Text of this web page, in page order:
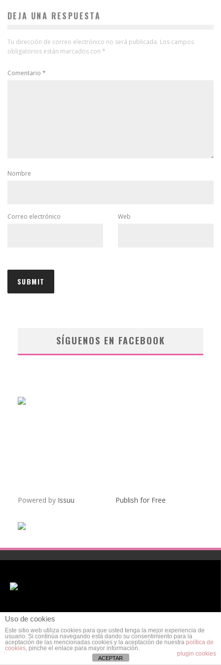
DEJA UNA RESPUESTA
Tu dirección de correo electrónico no será publicada. Los campos
obligatorios están marcados con *
Comentario *
Nombre
Correo electrónico Web
SÍGUENOS EN FACEBOOK
Powered by Issuu Publish for Free
POLÍTICA DE PRIVACIDAD AVISO LEGAL POLÍTICA DE COOKIES
Uso de cookies
Este sitio web utiliza cookies para que usted tenga la mejor experiencia de
usuario. Si continúa navegando está dando su consentimiento para la
aceptación de las mencionadas cookies y la aceptación de nuestra política de
cookies, pinche el enlace para mayor información.
plugin cookies
ACEPTAR